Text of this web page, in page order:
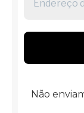
de
*
Não